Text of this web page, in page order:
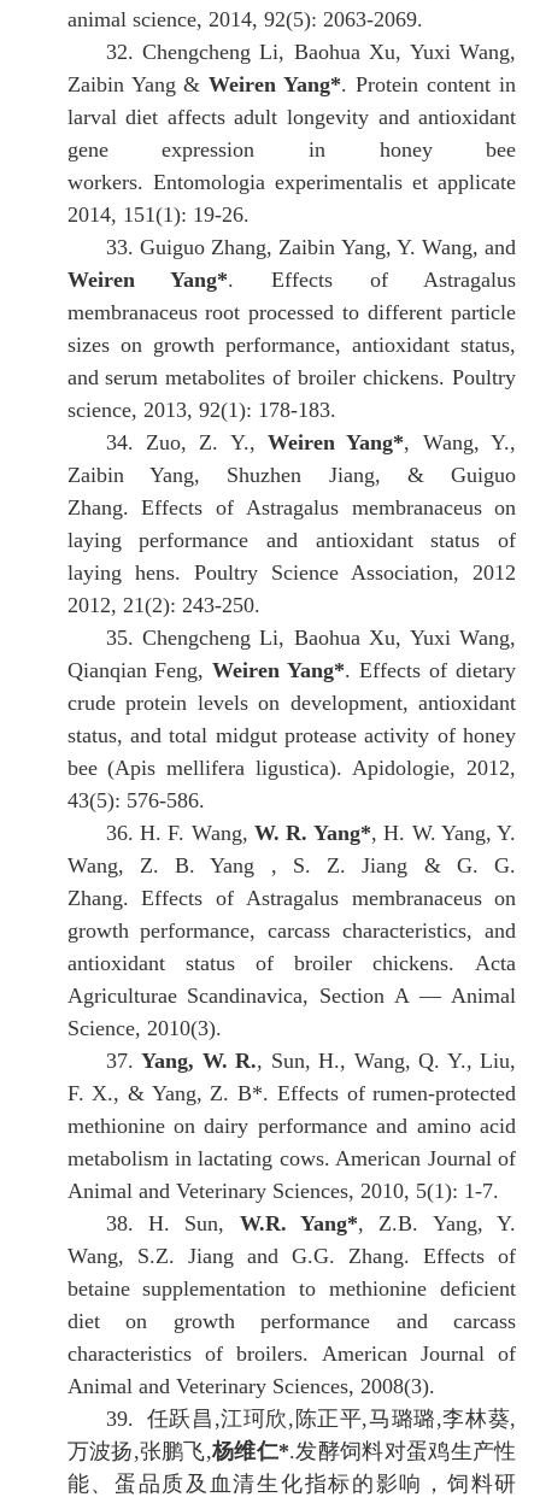
animal science, 2014, 92(5): 2063-2069.
32. Chengcheng Li, Baohua Xu, Yuxi Wang,
Zaibin Yang &Weiren Yang*. Protein content in
larval diet affects adult longevity and antioxidant
gene expression in honey bee
workers. Entomologia experimentalis et applicate
2014, 151(1): 19-26.
33. Guiguo Zhang, Zaibin Yang, Y. Wang, and
Weiren Yang*.
Effects of Astragalus
membranaceus root processed to different particle
sizes on growth performance, antioxidant status,
and serum metabolites of broiler chickens. Poultry
science, 2013, 92(1): 178-183.
34. Zuo, Z. Y.,Weiren Yang*, Wang, Y.,
Zaibin Yang, Shuzhen Jiang, & Guiguo
Zhang. Effects of Astragalus membranaceus on
laying performance and antioxidant status of
laying hens. Poultry Science Association, 2012
2012, 21(2): 243-250.
35. Chengcheng Li, Baohua Xu, Yuxi Wang,
Qianqian Feng, Weiren Yang*. Effects of dietary
crude protein levels on development, antioxidant
status, and total midgut protease activity of honey
bee (Apis mellifera ligustica). Apidologie, 2012,
43(5): 576-586.
36. H. F. Wang, W. R. Yang*, H. W. Yang, Y.
Wang, Z. B. Yang , S. Z. Jiang & G. G.
Zhang. Effects of Astragalus membranaceus on
growth performance, carcass characteristics, and
antioxidant status of broiler chickens. Acta
Agriculturae Scandinavica, Section A — Animal
Science, 2010(3).
37.Yang, W. R., Sun, H., Wang, Q. Y., Liu,
F. X., & Yang, Z. B*. Effects of rumen-protected
methionine on dairy performance and amino acid
metabolism in lactating cows. American Journal of
Animal and Veterinary Sciences, 2010, 5(1): 1-7.
38. H. Sun, W.R. Yang*, Z.B. Yang, Y.
Wang, S.Z. Jiang and G.G. Zhang.
Effects of
betaine supplementation to methionine deficient
diet on growth performance and carcass
characteristics of broilers. American Journal of
Animal and Veterinary Sciences, 2008(3).
39. 任跃 昌 ,江珂欣, 陈正平,马璐璐,李林葵,
万波扬,张鹏飞,杨维仁*.发酵饲料对蛋鸡生产性
能、蛋品质及血清生化指标的影响 ，饲料研